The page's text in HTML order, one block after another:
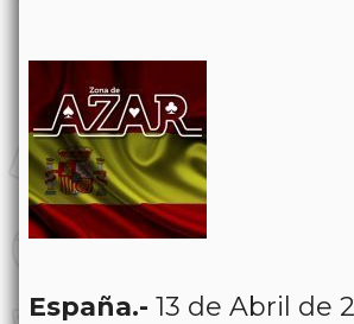
España.- 13 de Abril de